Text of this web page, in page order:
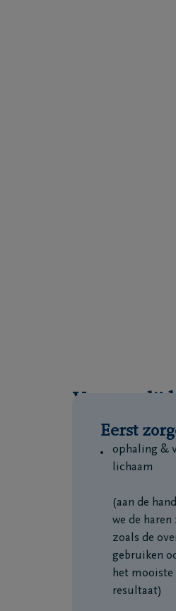
Van
Eerst
ophaling &
lichaam
(aan de
we de
zoals de
gebruiken
het
resultaat)